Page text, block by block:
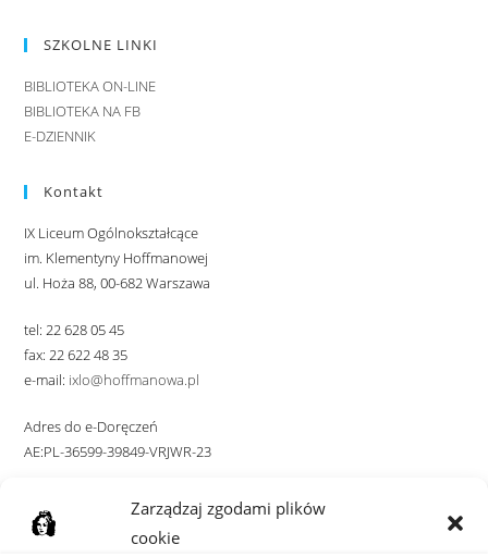
Zarządzaj zgodami plików
cookie
SZKOLNE LINKI
BIBLIOTEKA ON-LINE
BIBLIOTEKA NA FB
E-DZIENNIK
Kontakt
IX Liceum Ogólnokształcące
im. Klementyny Hoffmanowej
ul. Hoża 88, 00-682 Warszawa
tel: 22 628 05 45
fax: 22 622 48 35
e-mail: ixlo@hoffmanowa.pl
Adres do e-Doręczeń
AE:PL-36599-39849-VRJWR-23
ZNAJDŹ NAS